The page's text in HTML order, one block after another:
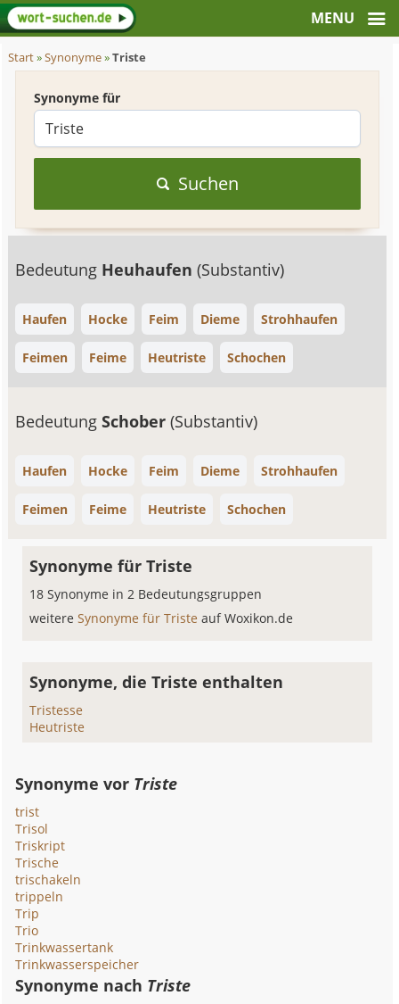
Start»Synonyme»Triste
Synonyme für
Suchen
Bedeutung Heuhaufen(Substantiv)
Haufen Hocke Feim Dieme Strohhaufen
Feimen Feime Heutriste Schochen
BedeutungSchober(Substantiv)
Haufen Hocke Feim Dieme Strohhaufen
Feimen Feime Heutriste Schochen
Synonyme für Triste
18 Synonyme in 2 Bedeutungsgruppen
weitereSynonyme für Tristeauf Woxikon.de
Synonyme, die Triste enthalten
Tristesse
Heutriste
Synonyme vor Triste
trist
Trisol
Triskript
Trische
trischakeln
trippeln
Trip
Trio
Trinkwassertank
Trinkwasserspeicher
Synonyme nach Triste